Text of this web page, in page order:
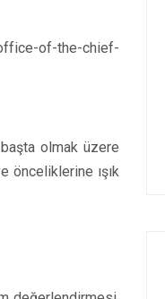
of-the-chief-
olmak üzere
önceliklerine ışık